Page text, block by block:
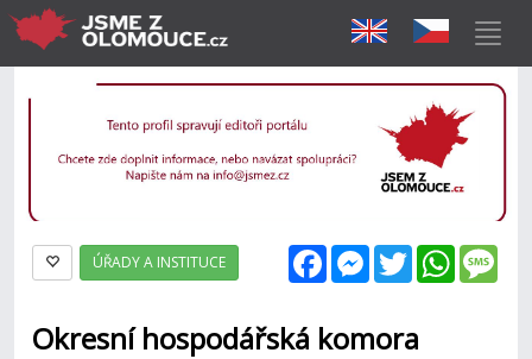
FacebookMessenger
Twitter
ÚŘADY A INSTITUCE
Okresní hospodářská komora